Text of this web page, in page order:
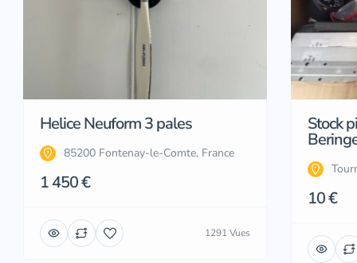
Helice Neuform 3 pales
85200 Fontenay-le-Comte, France
1 450 €
1291 Vues
Stock
10 €